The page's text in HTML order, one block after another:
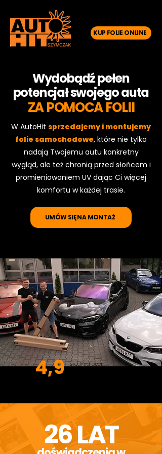
KUP FOLIE ONLINE
Wydobądź pełen
potencjał swojego auta
ZA POMOCA FOLII
W AutoHit sprzedajemy i montujemy
folie samochodowe, które nie tylko
nadają Twojemu autu konkretny
wygląd, ale też chronią przed słońcem i
promieniowaniem UV dając Ci więcej
komfortu w każdej trasie.
UMÓW SIĘ NA MONTAŻ
4,9
średnia ocen
26 LAT